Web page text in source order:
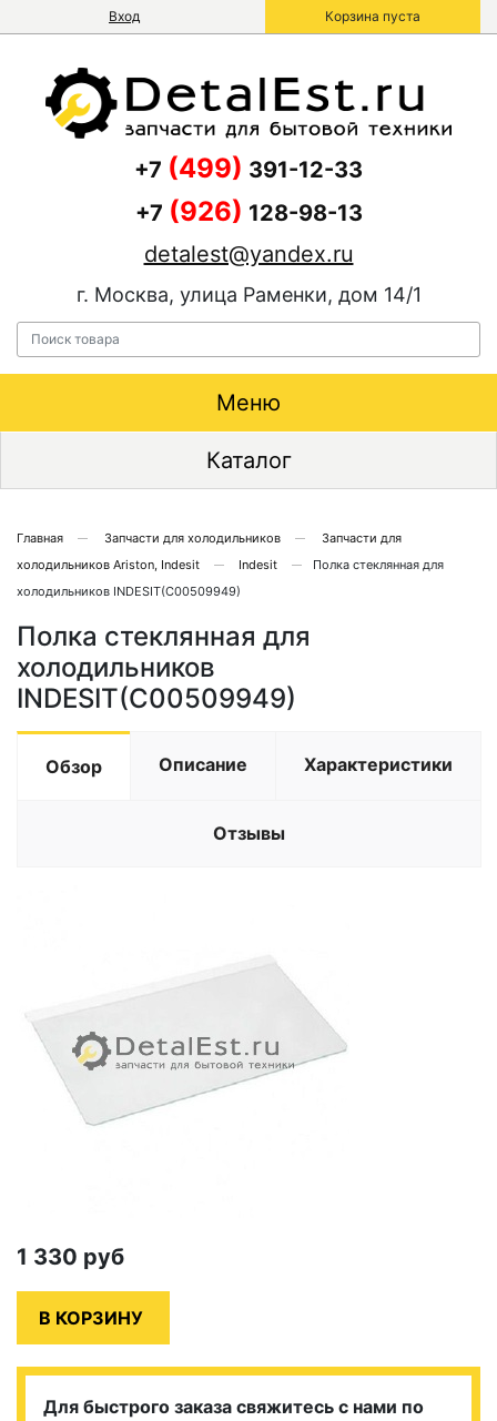
Вход Корзина пуста
+7 (499) 391-12-33
+7 (926) 128-98-13
detalest@yandex.ru
г. Москва, улица Раменки, дом 14/1
Меню
Каталог
Главная Запчасти для холодильников
Запчасти для
холодильников Ariston, Indesit
Indesit
Полка стеклянная для
холодильников INDESIT(C00509949)
Полка стеклянная для
холодильников
INDESIT(C00509949)
Обзор Описание Характеристики
Отзывы
1 330 руб
Для быстрого заказа свяжитесь с нами по